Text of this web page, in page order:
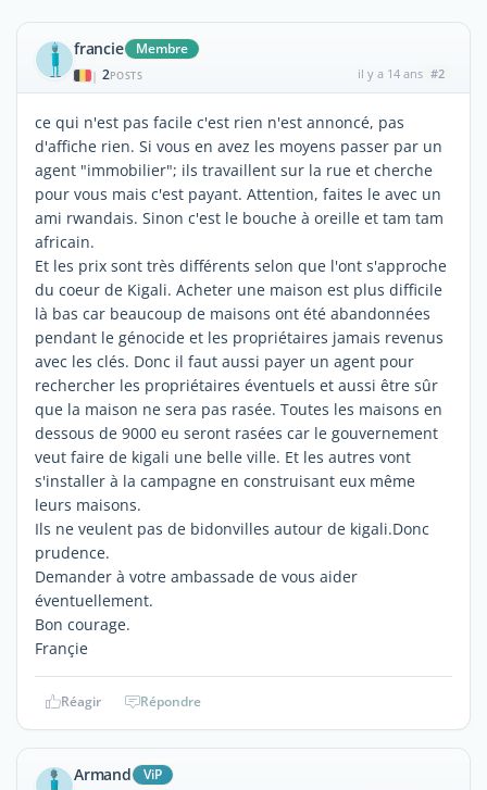
francie Membre
| 2POSTS il y a 14 ans #2
ce qui n'est pas facile c'est rien n'est annoncé, pas
d'affiche rien. Si vous en avez les moyens passer par un
agent "immobilier"; ils travaillent sur la rue et cherche
pour vous mais c'est payant. Attention, faites le avec un
ami rwandais. Sinon c'est le bouche à oreille et tam tam
africain.
Et les prix sont très différents selon que l'ont s'approche
du coeur de Kigali. Acheter une maison est plus difficile
là bas car beaucoup de maisons ont été abandonnées
pendant le génocide et les propriétaires jamais revenus
avec les clés. Donc il faut aussi payer un agent pour
rechercher les propriétaires éventuels et aussi être sûr
que la maison ne sera pas rasée. Toutes les maisons en
dessous de 9000 eu seront rasées car le gouvernement
veut faire de kigali une belle ville. Et les autres vont
s'installer à la campagne en construisant eux même
leurs maisons.
Ils ne veulent pas de bidonvilles autour de kigali.Donc
prudence.
Demander à votre ambassade de vous aider
éventuellement.
Bon courage.
Françie
Réagir Répondre
Armand ViP